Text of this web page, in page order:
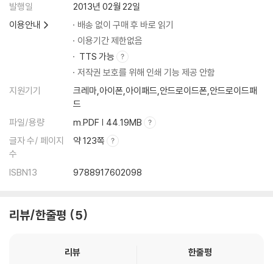
발행일
2013년 02월 22일
이용안내
배송 없이 구매 후 바로 읽기
이용기간 제한없음
TTS 가능
저작권 보호를 위해 인쇄 기능 제공 안함
지원기기
크레마,아이폰,아이패드,안드로이드폰,안드로이드패
드
파일/용량
m.PDF | 44.19MB
글자 수/ 페이지
수
약 123쪽
ISBN13 9788917602098
리뷰/한줄평 5
리뷰 한줄평